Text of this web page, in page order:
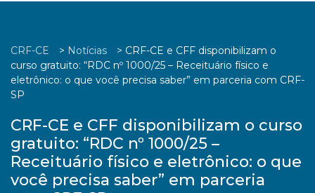
CRF-CE > Notícias > CRF-CE e CFF disponibilizam o
curso gratuito: “RDC nº 1000/25 – Receituário físico e
eletrônico: o que você precisa saber” em parceria com CRF-
SP
CRF-CE e CFF disponibilizam o curso
gratuito: “RDC nº 1000/25 –
Receituário físico e eletrônico: o que
você precisa saber” em parceria